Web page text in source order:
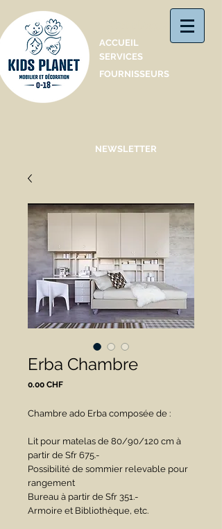
ACCUEIL
SERVICES
FOURNISSEURS
NEWSLETTER
Erba Chambre
0.00 CHFPrix
Chambre ado Erba composée de :
Lit pour matelas de 80/90/120 cm à
partir de Sfr 675.-
Possibilité de sommier relevable pour
rangement
Bureau à partir de Sfr 351.-
Armoire et Bibliothèque, etc.